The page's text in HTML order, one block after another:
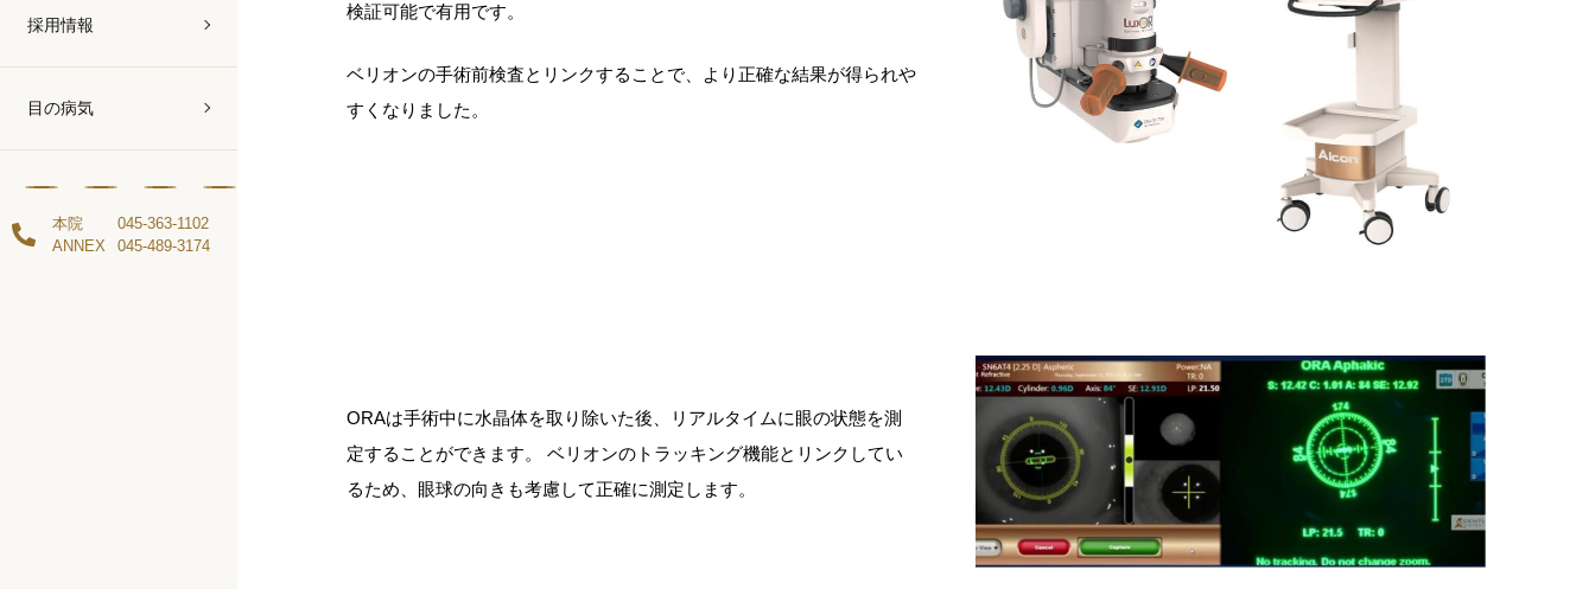
採用情報
目の病気
本院
045-363-1102
ANNEX
045-489-3174
検証可能で有用です。
ベリオンの手術前検査とリンクすることで、より正確な結果が得られや
すくなりました。
ORAは手術中に水晶体を取り除いた後、リアルタイムに眼の状態を測
定することができます。 ベリオンのトラッキング機能とリンクしてい
るため、眼球の向きも考慮して正確に測定します。